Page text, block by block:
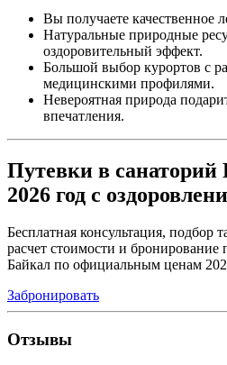
Вы получаете качественное
Натуральные природные
оздоровительный эффект.
Большой выбор курортов с
медицинскими профилями.
Невероятная природа
впечатления.
Путевки в санаторий
2026 год с
Бесплатная консультация, подбор
расчет стоимости и бронирование
Байкал по официальным ценам
Забронировать
Отзывы